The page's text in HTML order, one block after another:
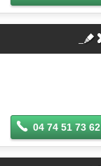
04 74 51 73 62